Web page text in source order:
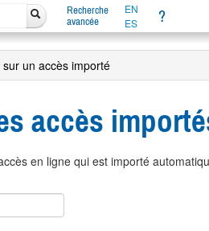
Recherche
avancée
EN
ES
?
un accès importé
accès
en ligne qui est importé